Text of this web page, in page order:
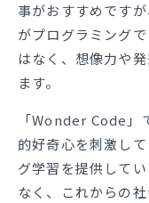
事がおすすめです
がプログラミング
はなく、想像力や
ます。
「Wonder Code」
的好奇心を刺激し
グ学習を提供して
なく、これからの